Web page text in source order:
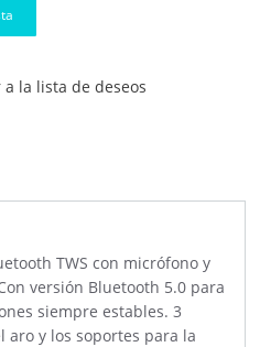
la lista de deseos
TWS con micrófono y
versión Bluetooth 5.0 para
siempre estables. 3
aro y los soportes para la